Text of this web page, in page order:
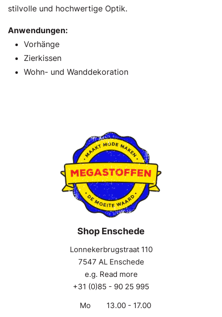
stilvolle und hochwertige Optik.
Anwendungen:
Vorhänge
Zierkissen
Wohn- und Wanddekoration
Shop Enschede
Lonnekerbrugstraat 110
7547 AL Enschede
e.g. Read more
+31 (0)85 - 90 25 995
Mo
13.00 - 17.00